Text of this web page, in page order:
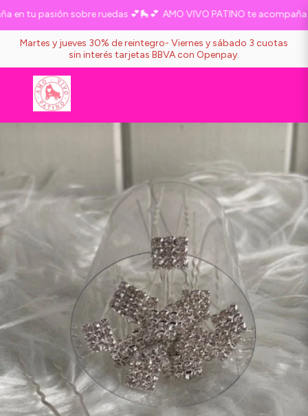
en tu pasión sobre ruedas 💕🛼💕 AMO VIVO PATINO te acompaña
Martes y jueves 30% de reintegro- Viernes y sábado 3 cuotas
sin interés tarjetas BBVA con Openpay.